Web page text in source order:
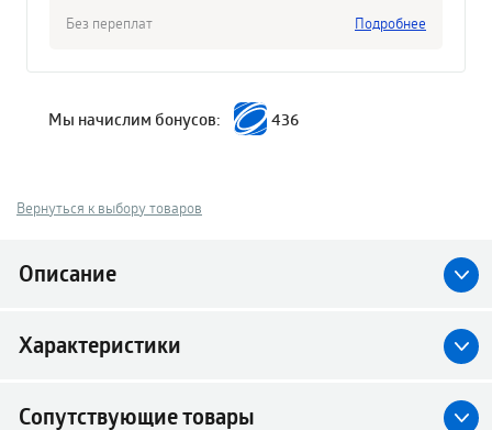
Без переплат
Подробнее
Мы начислим бонусов: 436
Вернуться к выбору товаров
Описание
Характеристики
Сопутствующие товары